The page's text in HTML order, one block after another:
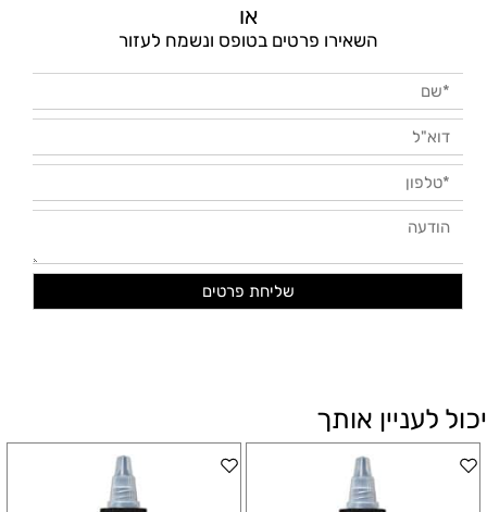
או
השאירו פרטים בטופס ונשמח לעזור
יכול לעניין אותך